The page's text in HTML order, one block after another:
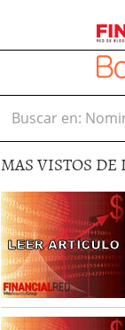
Buscar en:
MAS VISTOS DE